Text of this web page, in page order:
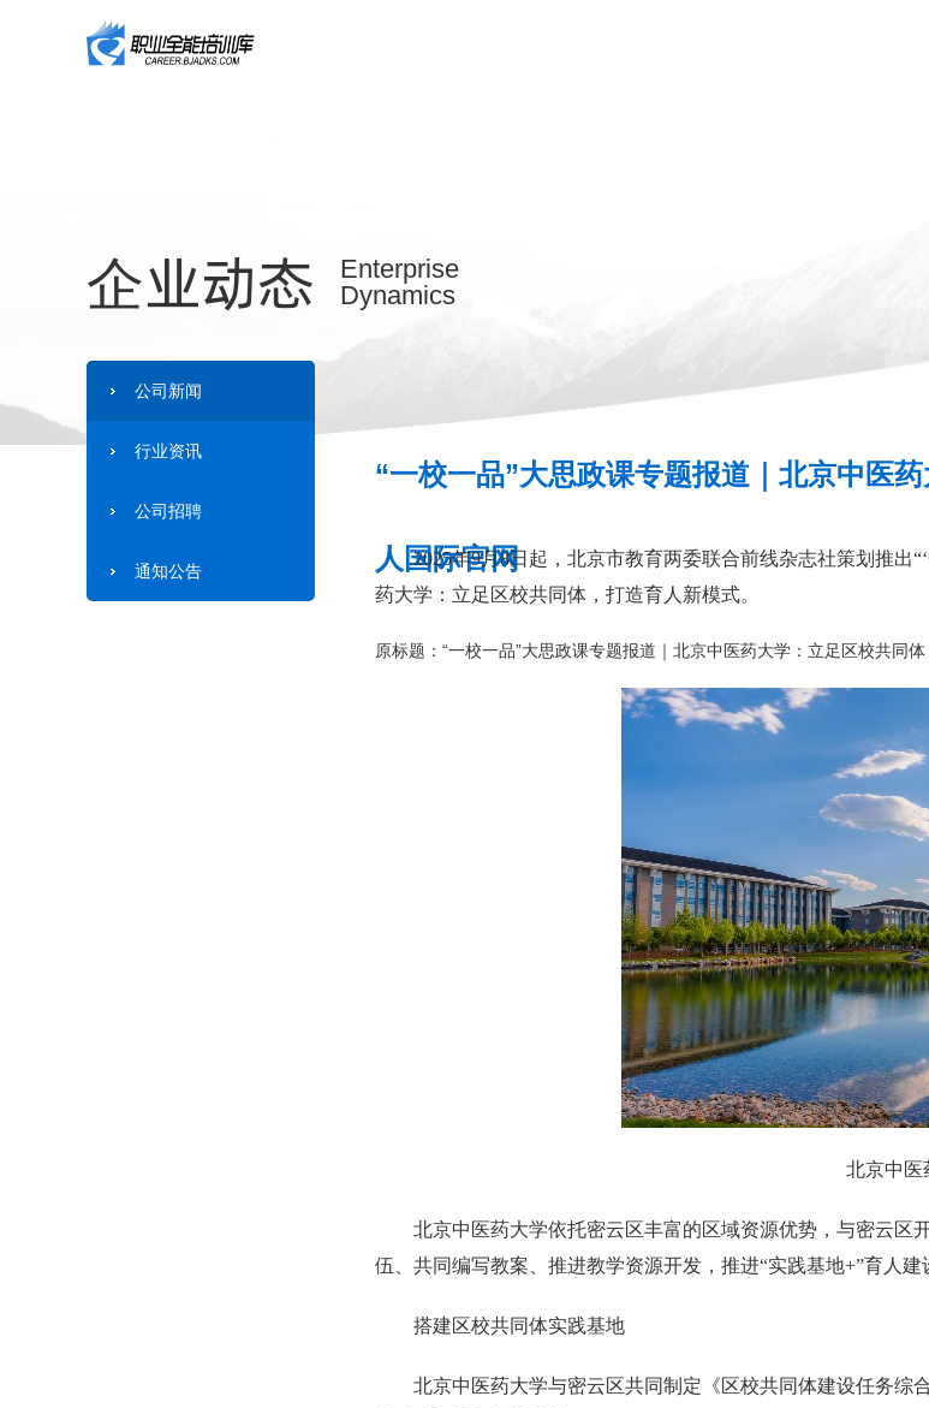
企业动态
Enterprise
Dynamics
公司新闻
行业资讯
公司招聘
通知公告
“一校一品”大思政课专题报道｜北京中医
人国际官网
2025年9月8日起，北京市教育两委联合前线杂志社策划推
药大学：立足区校共同体，打造育人新模式。
原标题：“一校一品”大思政课专题报道｜北京中医药大学：立足区校共同
北京中医
北京中医药大学依托密云区丰富的区域资源优势，与密云区
伍、共同编写教案、推进教学资源开发，推进“实践基地+”育人建
搭建区校共同体实践基地
北京中医药大学与密云区共同制定《区校共同体建设任务综